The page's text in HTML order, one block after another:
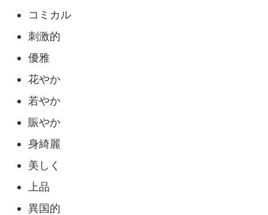
コミカル
刺激的
優雅
花やか
若やか
賑やか
身綺麗
美しく
上品
異国的